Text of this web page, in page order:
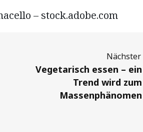
– stock.adobe.com
Next
Vegetarisch essen – ein
Trend wird zum
Massenphänomen